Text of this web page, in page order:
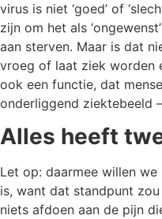
virus is niet ‘goed’ of
zijn om het als
aan sterven. Maar is dat
vroeg of laat ziek worden
ook een functie, dat
onderliggend ziektebeeld
Alles heeft
Let op: daarmee willen we
is, want dat standpunt
niets afdoen aan de pijn